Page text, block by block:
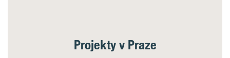
Projekty v Praze